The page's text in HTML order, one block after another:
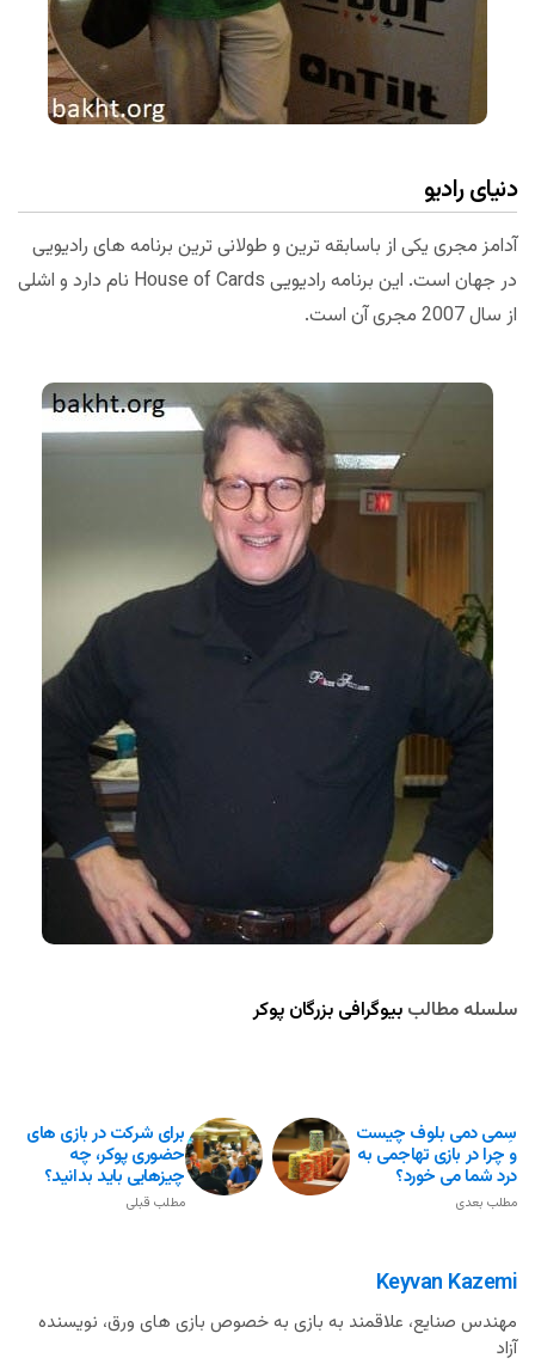
دنیای رادیو
آدامز مجری یکی از باسابقه ترین و طولانی ترین برنامه های رادیویی
در جهان است. این برنامه رادیویی House of Cards نام دارد و اشلی
از سال 2007 مجری آن است.
سلسله مطالب بیوگرافی بزرگان پوکر
برای شرکت در بازی های
حضوری پوکر، چه
چیزهایی باید بدانید؟
مطلب قبلی
سِمی دمی بلوف چیست
و چرا در بازی تهاجمی به
درد شما می خورد؟
مطلب بعدی
Keyvan Kazemi
مهندس صنایع، علاقمند به بازی به خصوص بازی های ورق، نویسنده
آزاد